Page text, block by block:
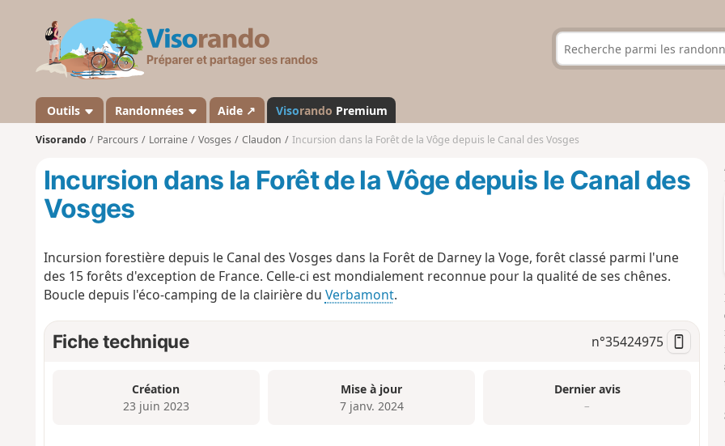
s
a
n
d
Outils Randonnées Aide ↗ Visorando Premium
Visorando Parcours Lorraine Vosges Claudon Incursion dans la Forêt de la Vôge depuis le Canal des Vosges
Incursion dans la Forêt de la Vôge depuis le Canal des
Vosges
Incursion forestière depuis le Canal des Vosges dans la Forêt de Darney la Voge, forêt classé parmi l'une
des 15 forêts d'exception de France. Celle-ci est mondialement reconnue pour la qualité de ses chênes.
Boucle depuis l'éco-camping de la clairière du Verbamont.
Fiche technique n°35424975
Création
23 juin 2023
Mise à jour
7 janv. 2024
Dernier avis
–